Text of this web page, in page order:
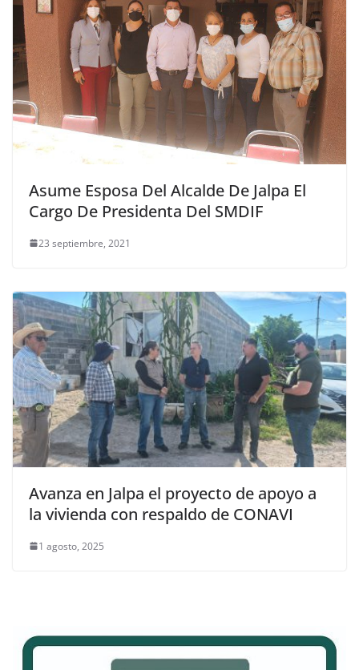
Asume Esposa Del Alcalde De Jalpa El
Cargo De Presidenta Del SMDIF
23 septiembre, 2021
Avanza en Jalpa el proyecto de apoyo a
la vivienda con respaldo de CONAVI
1 agosto, 2025